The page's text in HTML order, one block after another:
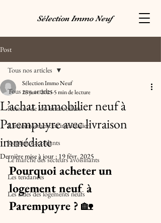
Sélection Immo Neuf
Post
Tous nos articles
Retours de lots immobiliers
L'investissement en immobilier
les primo-accédants
Le marché des secteurs avoisinants
Les tendances
Les aides des logements neufs
Tous nos articles
L’achat immobilier neuf à
Parempuyre avec livraison
immédiate
Sélection Immo Neuf
23 janv. 2025 5 min de lecture
Dernière mise à jour : 19 févr. 2025
Pourquoi acheter un
logement neuf à
Parempuyre ? 🏡